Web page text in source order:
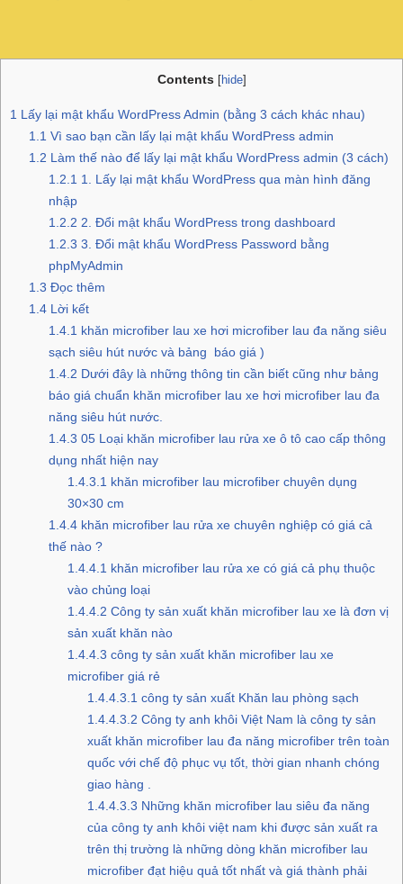
Contents [hide]
1 Lấy lại mật khẩu WordPress Admin (bằng 3 cách khác nhau)
1.1 Vì sao bạn cần lấy lại mật khẩu WordPress admin
1.2 Làm thế nào để lấy lại mật khẩu WordPress admin (3 cách)
1.2.1 1. Lấy lại mật khẩu WordPress qua màn hình đăng
nhập
1.2.2 2. Đổi mật khẩu WordPress trong dashboard
1.2.3 3. Đổi mật khẩu WordPress Password bằng
phpMyAdmin
1.3 Đọc thêm
1.4 Lời kết
1.4.1 khăn microfiber lau xe hơi microfiber lau đa năng siêu
sạch siêu hút nước và bảng báo giá )
1.4.2 Dưới đây là những thông tin cần biết cũng như bảng
báo giá chuẩn khăn microfiber lau xe hơi microfiber lau đa
năng siêu hút nước.
1.4.3 05 Loại khăn microfiber lau rửa xe ô tô cao cấp thông
dụng nhất hiện nay
1.4.3.1 khăn microfiber lau microfiber chuyên dụng
30×30 cm
1.4.4khăn microfiber lau rửa xe chuyên nghiệp có giá cả
thế nào ?
1.4.4.1 khăn microfiber lau rửa xe có giá cả phụ thuộc
vào chủng loại
1.4.4.2 Công ty sản xuất khăn microfiber lau xe là đơn vị
sản xuất khăn nào
1.4.4.3 công ty sản xuất khăn microfiber lau xe
microfiber giá rẻ
1.4.4.3.1 công ty sản xuất Khăn lau phòng sạch
1.4.4.3.2 Công ty anh khôi Việt Nam là công ty sản
xuất khăn microfiber lau đa năng microfiber trên toàn
quốc với chế độ phục vụ tốt, thời gian nhanh chóng
giao hàng .
1.4.4.3.3 Những khăn microfiber lau siêu đa năng
của công ty anh khôi việt nam khi được sản xuất ra
trên thị trường là những dòng khăn microfiber lau
microfiber đạt hiệu quả tốt nhất và giá thành phải